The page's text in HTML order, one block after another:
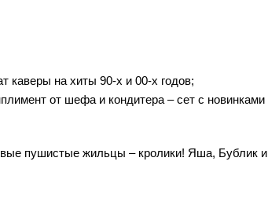
каверы на хиты 90-х и 00-х годов;
от шефа и кондитера – сет с новинками
пушистые жильцы – кролики! Яша, Бублик и